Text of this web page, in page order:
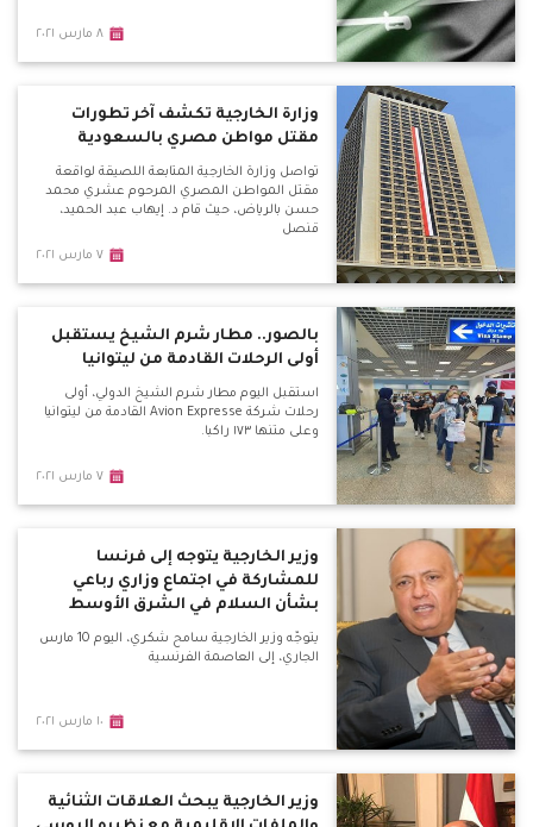
٨ مارس ٢٠٢١
وزارة الخارجية تكشف آخر تطورات
مقتل مواطن مصري بالسعودية
تواصل وزارة الخارجية المتابعة اللصيقة لواقعة
مقتل المواطن المصري المرحوم عشري محمد
حسن بالرياض، حيث قام د. إيهاب عبد الحميد،
قنصل
٧ مارس ٢٠٢١
بالصور.. مطار شرم الشيخ يستقبل
أولى الرحلات القادمة من ليتوانيا
استقبل اليوم مطار شرم الشيخ الدولي، أولى
رحلات شركة Avion Expresse القادمة من ليتوانيا
وعلى متنها ١٧٣ راكبا.
٧ مارس ٢٠٢١
وزير الخارجية يتوجه إلى فرنسا
للمشاركة في اجتماع وزاري رباعي
بشأن السلام في الشرق الأوسط
يتوجّه وزير الخارجية سامح شكري، اليوم 10 مارس
الجاري، إلى العاصمة الفرنسية
١٠ مارس ٢٠٢١
وزير الخارجية يبحث العلاقات الثنائية